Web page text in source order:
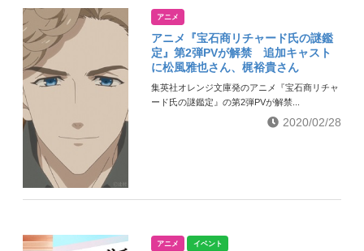
アニメ
アニメ『宝石商リチャード氏の謎鑑
定』第2弾PVが解禁 追加キャスト
に松風雅也さん、梶裕貴さん
集英社オレンジ文庫発のアニメ『宝石商リチャ
ード氏の謎鑑定』の第2弾PVが解禁...
2020/02/28
アニメ イベント